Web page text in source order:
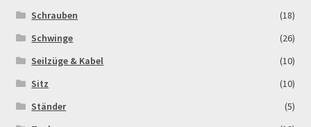
Schrauben
(18)
Schwinge
(26)
Seilzüge & Kabel
(10)
Sitz
(10)
Ständer
(5)